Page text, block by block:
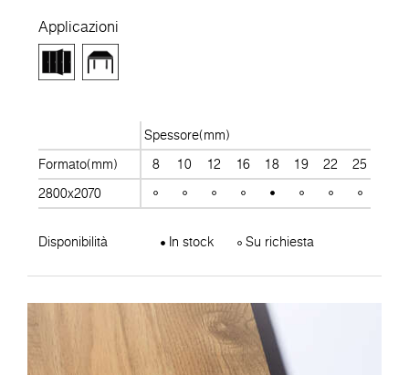
Applicazioni
Spessore(mm)
Formato(mm)
8 10 12 16 18 19 22 25
2800x2070
Disponibilità In stock Su richiesta